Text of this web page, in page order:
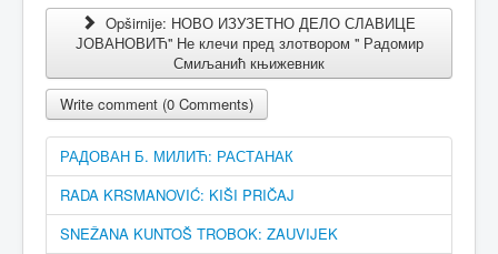
Opširnije: НОВО ИЗУЗЕТНО ДЕЛО СЛАВИЦЕ
ЈОВАНОВИЋ'' Не клечи пред злотвором '' Радомир
Смиљанић књижевник
Write comment (0 Comments)
РАДОВАН Б. МИЛИЋ: РАСТАНАК
RADA KRSMANOVIĆ: KIŠI PRIČAJ
SNEŽANA KUNTOŠ TROBOK: ZAUVIJEK